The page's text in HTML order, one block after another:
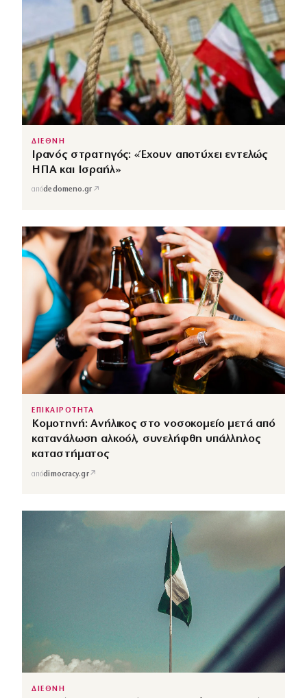
ΔΙΕΘΝΗ
Ιρανός στρατηγός: «Έχουν αποτύχει εντελώς
ΗΠΑ και Ισραήλ»
απόdedomeno.gr ↗
ΕΠΙΚΑΙΡΟΤΗΤΑ
Κομοτηνή: Ανήλικος στο νοσοκομείο μετά από
κατανάλωση αλκοόλ, συνελήφθη υπάλληλος
καταστήματος
απόdimocracy.gr↗
ΔΙΕΘΝΗ